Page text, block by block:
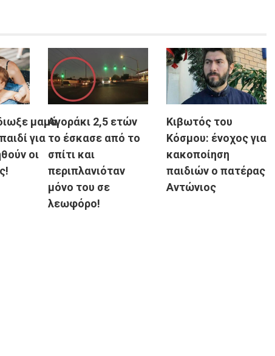
μαμά
για
οι
Αγοράκι 2,5 ετών
το έσκασε από το
σπίτι και
περιπλανιόταν
μόνο του σε
λεωφόρο!
Κιβωτός του
Κόσμου: ένοχος για
κακοποίηση
παιδιών ο πατέρας
Αντώνιος